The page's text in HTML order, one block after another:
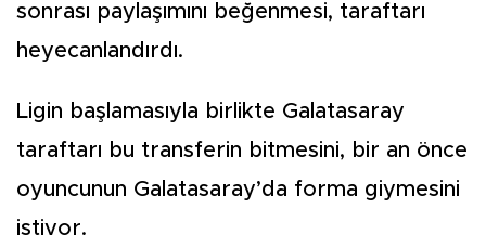
sonrası paylaşımını beğenmesi, taraftarı
heyecanlandırdı.
Ligin başlamasıyla birlikte Galatasaray
taraftarı bu transferin bitmesini, bir an önce
oyuncunun Galatasaray’da forma giymesini
istiyor.